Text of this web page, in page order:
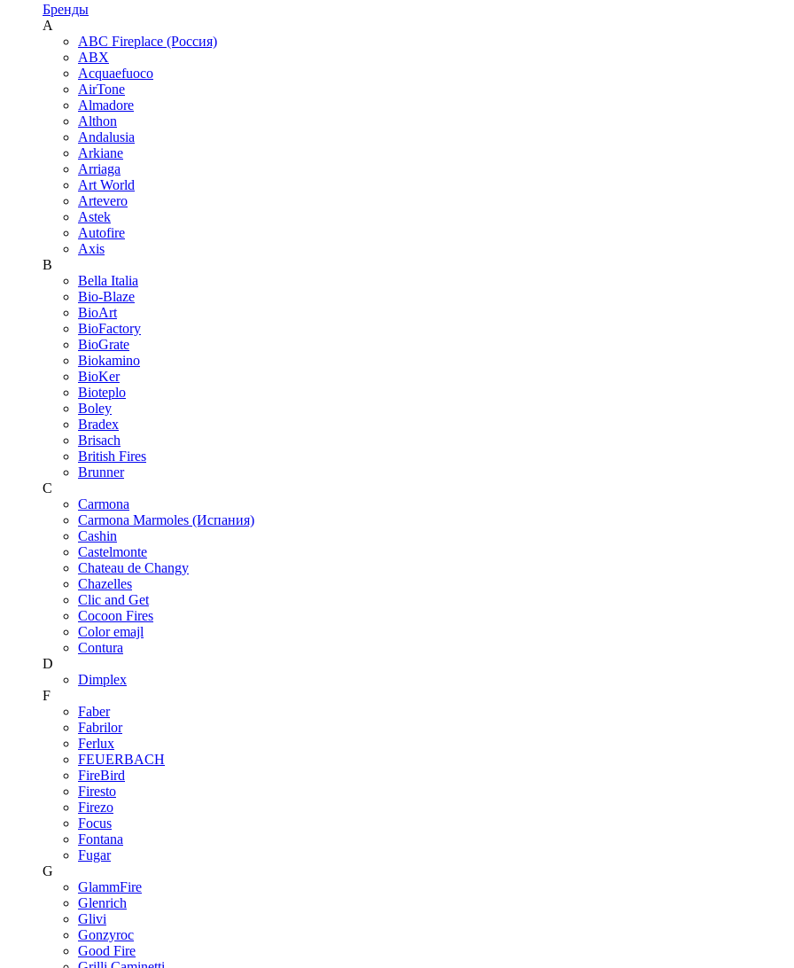
Бренды
A
ABC Fireplace (Россия)
ABX
Acquaefuoco
AirTone
Almadore
Althon
Andalusia
Arkiane
Arriaga
Art World
Artevero
Astek
Autofire
Axis
B
Bella Italia
Bio-Blaze
BioArt
BioFactory
BioGrate
Biokamino
BioKer
Bioteplo
Boley
Bradex
Brisach
British Fires
Brunner
C
Carmona
Carmona Marmoles (Испания)
Cashin
Castelmonte
Chateau de Changy
Chazelles
Clic and Get
Cocoon Fires
Color emajl
Contura
D
Dimplex
F
Faber
Fabrilor
Ferlux
FEUERBACH
FireBird
Firesto
Firezo
Focus
Fontana
Fugar
G
GlammFire
Glenrich
Glivi
Gonzyroc
Good Fire